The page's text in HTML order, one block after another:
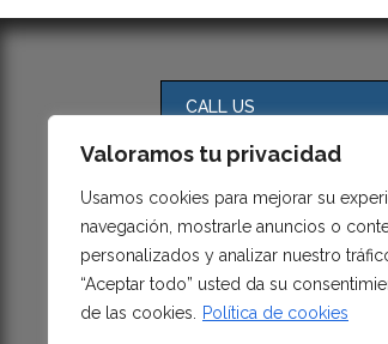
Valoramos tu privacidad
Usamos cookies para mejorar su
navegación, mostrarle anuncios o
personalizados y analizar nuestro
“Aceptar todo” usted da su
de las cookies.
Política de cookies
CALL US
MESSAGE US